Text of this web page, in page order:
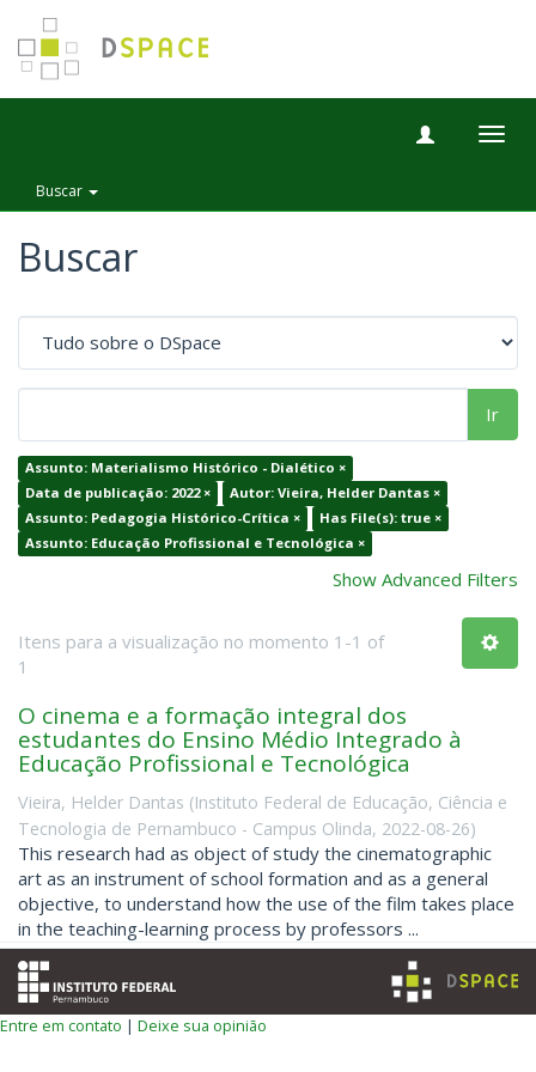
Buscar
Buscar
Ir
Assunto: Materialismo Histórico - Dialético ×
Data de publicação: 2022 ×
Autor: Vieira, Helder Dantas ×
Assunto: Pedagogia Histórico-Crítica ×
Has File(s): true ×
Assunto: Educação Profissional e Tecnológica ×
Show Advanced Filters
Itens para a visualização no momento 1-1 of
1
O cinema e a formação integral dos
estudantes do Ensino Médio Integrado à
Educação Profissional e Tecnológica
Vieira, Helder Dantas (Instituto Federal de Educação, Ciência e
Tecnologia de Pernambuco - Campus Olinda, 2022-08-26)
This research had as object of study the cinematographic
art as an instrument of school formation and as a general
objective, to understand how the use of the film takes place
in the teaching-learning process by professors ...
Entre em contato | Deixe sua opinião